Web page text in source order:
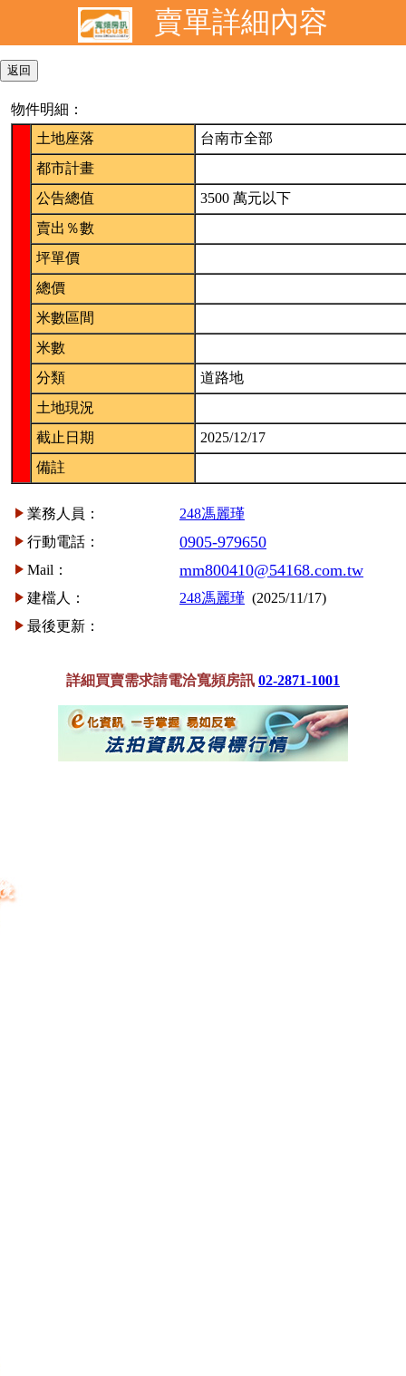
賣單詳細內容
物件明細：
土地座落
台南市全部
都市計畫
公告總值
3500 萬元以下
賣出％數
坪單價
總價
米數區間
米數
分類
道路地
土地現況
截止日期
2025/12/17
備註
業務人員：
248馮麗瑾
行動電話：
0905-979650
Mail： mm800410@54168.com.tw
建檔人： 248馮麗瑾 (2025/11/17)
最後更新：
詳細買賣需求請電洽寬頻房訊 02-2871-1001